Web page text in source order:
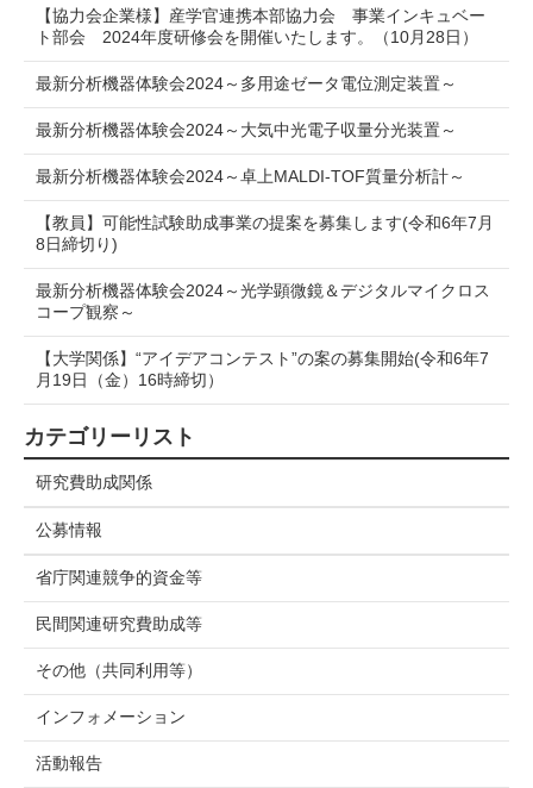
【協力会企業様】産学官連携本部協力会 事業インキュベー
ト部会 2024年度研修会を開催いたします。（10月28日）
最新分析機器体験会2024～多用途ゼータ電位測定装置～
最新分析機器体験会2024～大気中光電子収量分光装置～
最新分析機器体験会2024～卓上MALDI-TOF質量分析計～
【教員】可能性試験助成事業の提案を募集します(令和6年7月
8日締切り)
最新分析機器体験会2024～光学顕微鏡＆デジタルマイクロス
コープ観察～
【大学関係】“アイデアコンテスト”の案の募集開始(令和6年7
月19日（金）16時締切）
カテゴリーリスト
研究費助成関係
公募情報
省庁関連競争的資金等
民間関連研究費助成等
その他（共同利用等）
インフォメーション
活動報告